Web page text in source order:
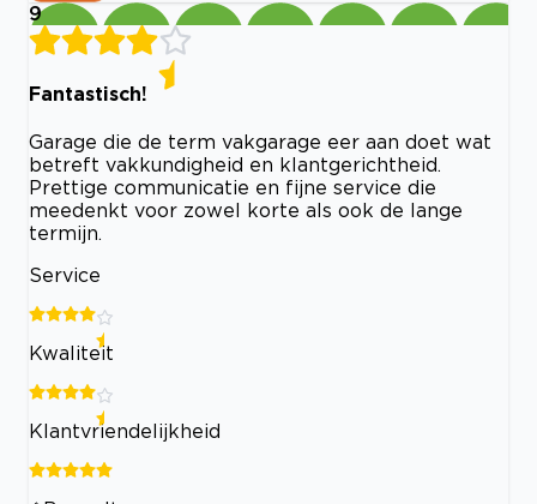
9
Fantastisch!
Garage die de term vakgarage eer aan doet wat
betreft vakkundigheid en klantgerichtheid.
Prettige communicatie en fijne service die
meedenkt voor zowel korte als ook de lange
termijn.
Service
Kwaliteit
Klantvriendelijkheid